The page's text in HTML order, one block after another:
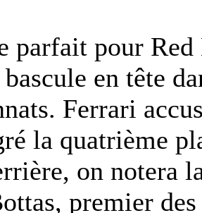
parfait pour
en tête
Ferrari
la quatrième
on notera
premier